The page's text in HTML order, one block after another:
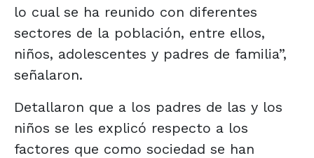
lo cual se ha reunido con diferentes
sectores de la población, entre ellos,
niños, adolescentes y padres de familia”,
señalaron.
Detallaron que a los padres de las y los
niños se les explicó respecto a los
factores que como sociedad se han